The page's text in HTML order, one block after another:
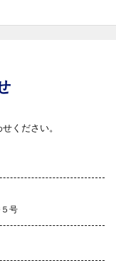
ください。
号